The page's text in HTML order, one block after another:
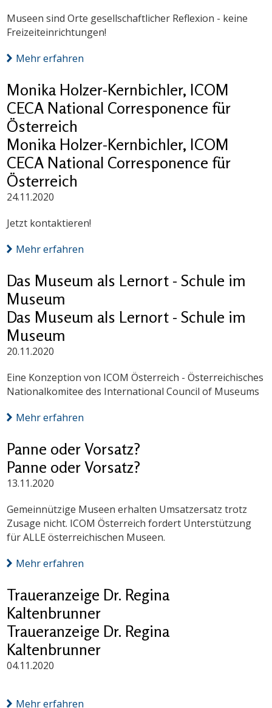
Museen sind Orte gesellschaftlicher Reflexion - keine
Freizeiteinrichtungen!
Mehr erfahren
Monika Holzer-Kernbichler, ICOM
CECA National Corresponence für
Österreich
Monika Holzer-Kernbichler, ICOM
CECA National Corresponence für
Österreich
24.11.2020
Jetzt kontaktieren!
Mehr erfahren
Das Museum als Lernort - Schule im
Museum
Das Museum als Lernort - Schule im
Museum
20.11.2020
Eine Konzeption von ICOM Österreich - Österreichisches
Nationalkomitee des International Council of Museums
Mehr erfahren
Panne oder Vorsatz?
Panne oder Vorsatz?
13.11.2020
Gemeinnützige Museen erhalten Umsatzersatz trotz
Zusage nicht. ICOM Österreich fordert Unterstützung
für ALLE österreichischen Museen.
Mehr erfahren
Traueranzeige Dr. Regina
Kaltenbrunner
Traueranzeige Dr. Regina
Kaltenbrunner
04.11.2020
Mehr erfahren